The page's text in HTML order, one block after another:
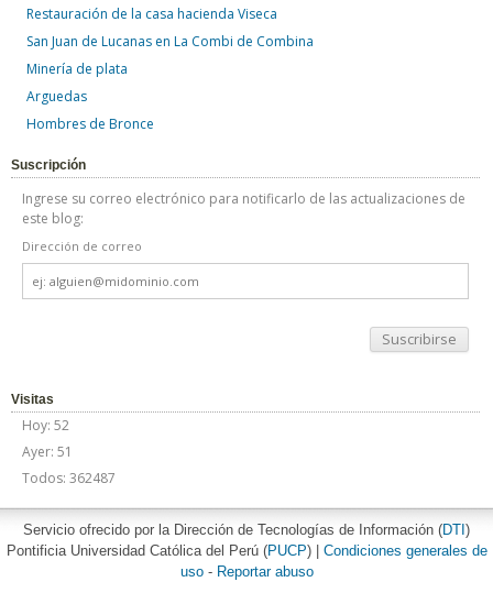
Restauración de la casa hacienda Viseca
San Juan de Lucanas en La Combi de Combina
Minería de plata
Arguedas
Hombres de Bronce
Suscripción
Ingrese su correo electrónico para notificarlo de las actualizaciones de
este blog:
Dirección de correo
Dirección
de
correo
Visitas
Hoy: 52
Ayer: 51
Todos: 362487
Servicio ofrecido por la Dirección de Tecnologías de Información (DTI)
Pontificia Universidad Católica del Perú (PUCP) | Condiciones generales de
uso- Reportar abuso